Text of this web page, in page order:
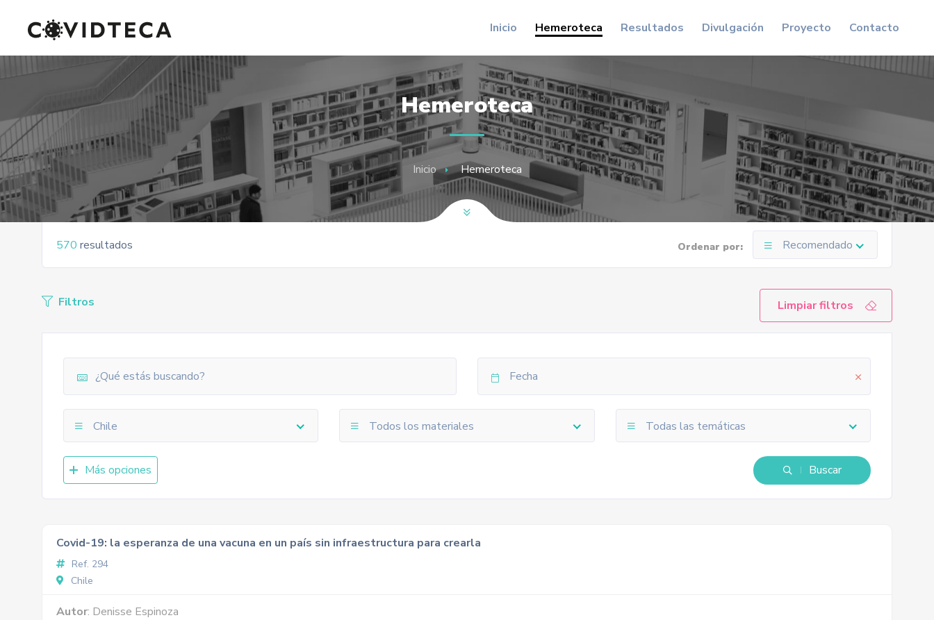
Inicio Hemeroteca Resultados Divulgación Proyecto Contacto
Hemeroteca
Inicio Hemeroteca
570 resultados Ordenar por: Recomendado
Filtros Limpiar filtros
Chile Todos los materiales Todas las temáticas
Más opciones Buscar
Covid-19: la esperanza de una vacuna en un país sin infraestructura para crearla
Ref. 294
Chile
Autor: Denisse Espinoza